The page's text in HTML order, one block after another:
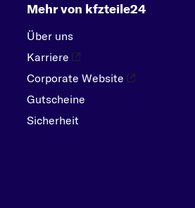
Mehr von kfzteile24
Über uns
Karriere
Corporate Website
Gutscheine
Sicherheit